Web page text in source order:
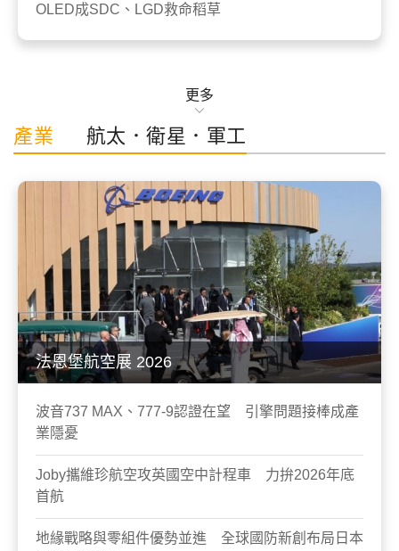
OLED成SDC、LGD救命稻草
更多
產業 航太．衛星．軍工
法恩堡航空展 2026
波音737 MAX、777-9認證在望 引擎問題接棒成產
業隱憂
Joby攜維珍航空攻英國空中計程車 力拚2026年底
首航
地緣戰略與零組件優勢並進 全球國防新創布局日本